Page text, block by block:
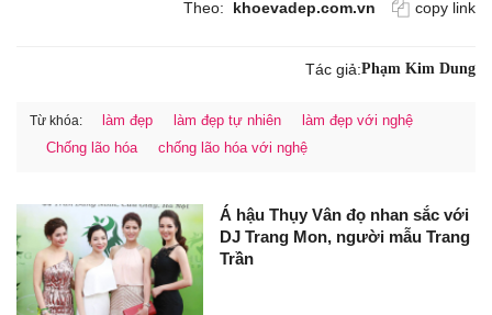
Theo: khoevadep.com.vn copy link
Tác giả:Phạm Kim Dung
Từ khóa: làm đẹp làm đẹp tự nhiên
làm đẹp với nghệ
Chống lão hóa
chống lão hóa với nghệ
Á hậu Thụy Vân đọ nhan sắc với
DJ Trang Mon, người mẫu Trang
Trần